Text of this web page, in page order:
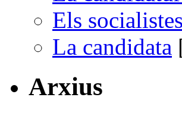
Els
La candidata
Arxius